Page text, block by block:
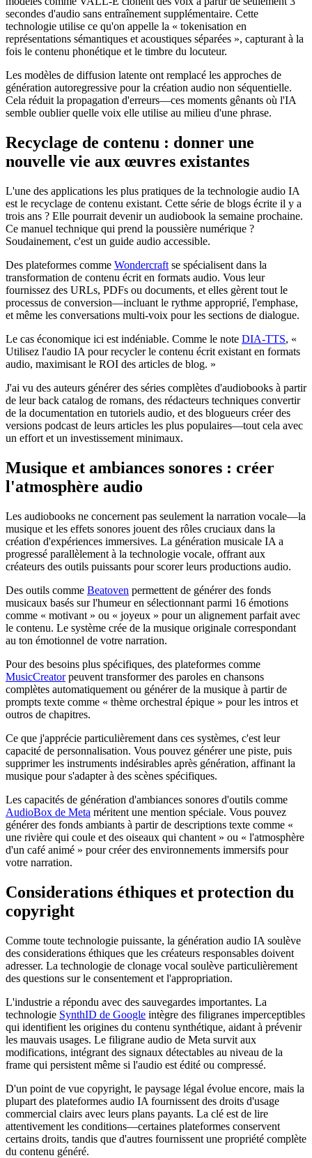
secondes d'audio sans entraînement supplémentaire. Cette
technologie utilise ce qu'on appelle la « tokenisation en
représentations sémantiques et acoustiques séparées », capturant à la
fois le contenu phonétique et le timbre du locuteur.
Les modèles de diffusion latente ont remplacé les approches de
génération autoregressive pour la création audio non séquentielle.
Cela réduit la propagation d'erreurs—ces moments gênants où l'IA
semble oublier quelle voix elle utilise au milieu d'une phrase.
Recyclage de contenu : donner une
nouvelle vie aux œuvres existantes
L'une des applications les plus pratiques de la technologie audio IA
est le recyclage de contenu existant. Cette série de blogs écrite il y a
trois ans ? Elle pourrait devenir un audiobook la semaine prochaine.
Ce manuel technique qui prend la poussière numérique ?
Soudainement, c'est un guide audio accessible.
Des plateformes comme Wondercraft se spécialisent dans la
transformation de contenu écrit en formats audio. Vous leur
fournissez des URLs, PDFs ou documents, et elles gèrent tout le
processus de conversion—incluant le rythme approprié, l'emphase,
et même les conversations multi-voix pour les sections de dialogue.
Le cas économique ici est indéniable. Comme le note DIA-TTS, «
Utilisez l'audio IA pour recycler le contenu écrit existant en formats
audio, maximisant le ROI des articles de blog. »
J'ai vu des auteurs générer des séries complètes d'audiobooks à partir
de leur back catalog de romans, des rédacteurs techniques convertir
de la documentation en tutoriels audio, et des blogueurs créer des
versions podcast de leurs articles les plus populaires—tout cela avec
un effort et un investissement minimaux.
Musique et ambiances sonores : créer
l'atmosphère audio
Les audiobooks ne concernent pas seulement la narration vocale—la
musique et les effets sonores jouent des rôles cruciaux dans la
création d'expériences immersives. La génération musicale IA a
progressé parallèlement à la technologie vocale, offrant aux
créateurs des outils puissants pour scorer leurs productions audio.
Des outils comme Beatoven permettent de générer des fonds
musicaux basés sur l'humeur en sélectionnant parmi 16 émotions
comme « motivant » ou « joyeux » pour un alignement parfait avec
le contenu. Le système crée de la musique originale correspondant
au ton émotionnel de votre narration.
Pour des besoins plus spécifiques, des plateformes comme
MusicCreatorpeuvent transformer des paroles en chansons
complètes automatiquement ou générer de la musique à partir de
prompts texte comme « thème orchestral épique » pour les intros et
outros de chapitres.
Ce que j'apprécie particulièrement dans ces systèmes, c'est leur
capacité de personnalisation. Vous pouvez générer une piste, puis
supprimer les instruments indésirables après génération, affinant la
musique pour s'adapter à des scènes spécifiques.
Les capacités de génération d'ambiances sonores d'outils comme
AudioBox de Meta méritent une mention spéciale. Vous pouvez
générer des fonds ambiants à partir de descriptions texte comme «
une rivière qui coule et des oiseaux qui chantent » ou « l'atmosphère
d'un café animé » pour créer des environnements immersifs pour
votre narration.
Considerations éthiques et protection du
copyright
Comme toute technologie puissante, la génération audio IA soulève
des considerations éthiques que les créateurs responsables doivent
adresser. La technologie de clonage vocal soulève particulièrement
des questions sur le consentement et l'appropriation.
L'industrie a répondu avec des sauvegardes importantes. La
technologie SynthID de Google intègre des filigranes imperceptibles
qui identifient les origines du contenu synthétique, aidant à prévenir
les mauvais usages. Le filigrane audio de Meta survit aux
modifications, intégrant des signaux détectables au niveau de la
frame qui persistent même si l'audio est édité ou compressé.
D'un point de vue copyright, le paysage légal évolue encore, mais la
plupart des plateformes audio IA fournissent des droits d'usage
commercial clairs avec leurs plans payants. La clé est de lire
attentivement les conditions—certaines plateformes conservent
certains droits, tandis que d'autres fournissent une propriété complète
du contenu généré.